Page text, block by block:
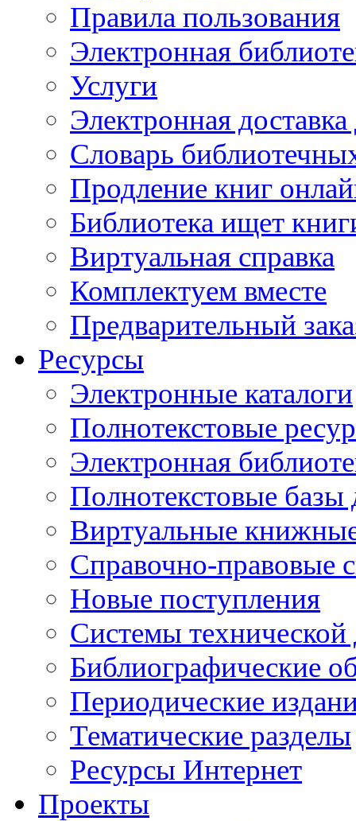
Правила пользования
Электронная
Услуги
Электронная
Словарь
Продление книг
Библиотека ищет
Виртуальная справка
Комплектуем вместе
Предварительный
Ресурсы
Электронные каталоги
Полнотекстовые
Электронная
Полнотекстовые
Виртуальные
Справочно-правовые
Новые поступления
Cистемы
Библиографические
Периодические
Тематические разделы
Ресурсы Интернет
Проекты